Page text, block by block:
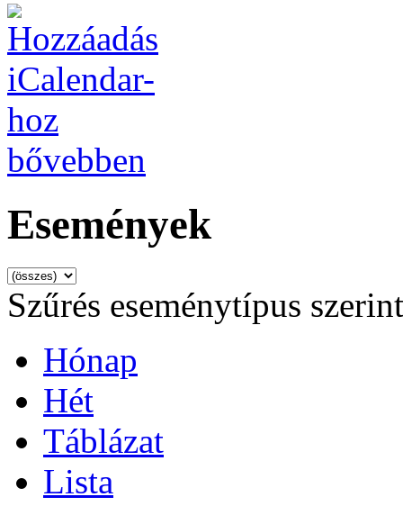
bővebben
Események
Szűrés eseménytípus szerint
Hónap
Hét
Táblázat
Lista